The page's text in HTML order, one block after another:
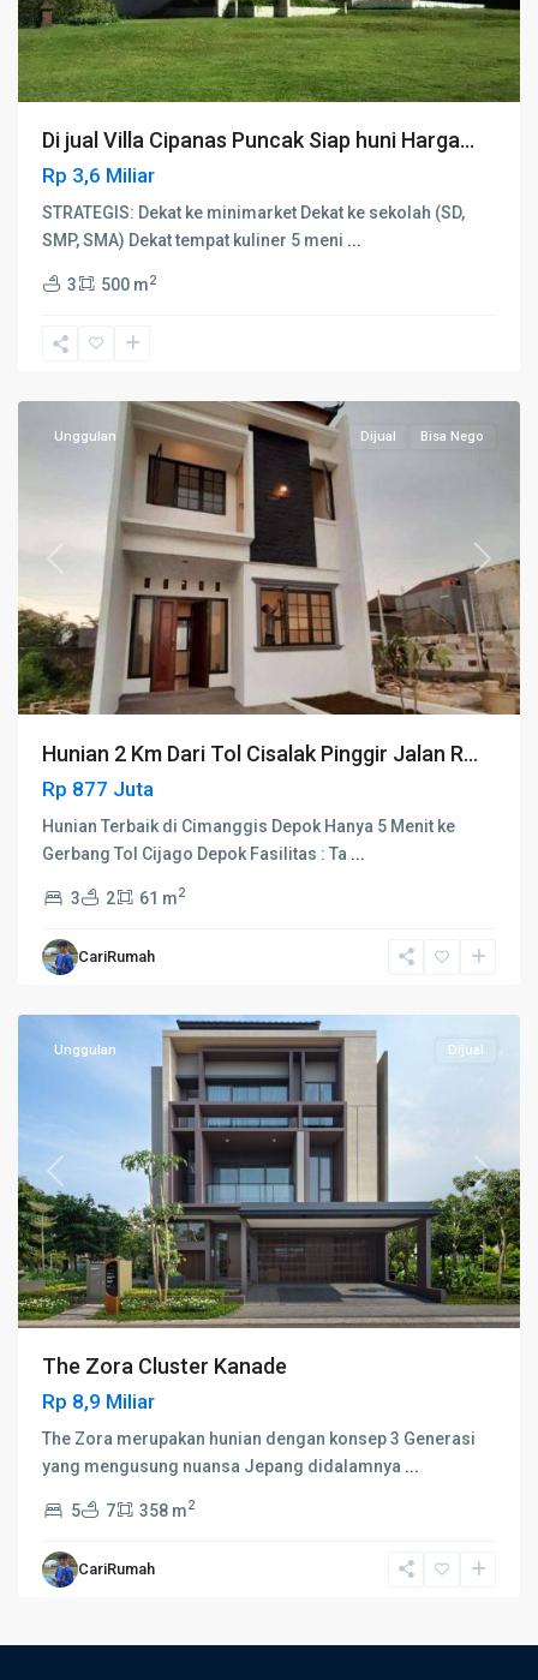
Di jual Villa Cipanas Puncak Siap huni Harga...
Rp 3,6 Miliar
STRATEGIS: Dekat ke minimarket Dekat ke sekolah (SD,
SMP, SMA) Dekat tempat kuliner 5 meni ...
3 500 m2
Cimanggis,
Previous Next
Unggulan Dijual Bisa Nego
Hunian 2 Km Dari Tol Cisalak Pinggir Jalan R...
Rp 877 Juta
Hunian Terbaik di Cimanggis Depok Hanya 5 Menit ke
Gerbang Tol Cijago Depok Fasilitas : Ta ...
3 2 61 m2
CariRumah
Previous Next
Unggulan Dijual
The Zora Cluster Kanade
Rp 8,9 Miliar
The Zora merupakan hunian dengan konsep 3 Generasi
yang mengusung nuansa Jepang didalamnya ...
5 7 358 m2
CariRumah